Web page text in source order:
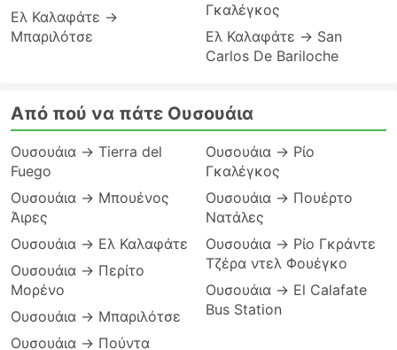
Ελ Καλαφάτε →
Μπαριλότσε
Γκαλέγκος
Ελ Καλαφάτε → San
Carlos De Bariloche
Από πού να πάτε Ουσουάια
Ουσουάια → Tierra del
Fuego
Ουσουάια → Μπουένος
Άιρες
Ουσουάια → Ελ Καλαφάτε
Ουσουάια → Περίτο
Μορένο
Ουσουάια → Μπαριλότσε
Ουσουάια → Πούντα
Ουσουάια → Ρίο
Γκαλέγκος
Ουσουάια → Πουέρτο
Νατάλες
Ουσουάια → Ρίο Γκράντε
Τζέρα ντελ Φουέγκο
Ουσουάια → El Calafate
Bus Station